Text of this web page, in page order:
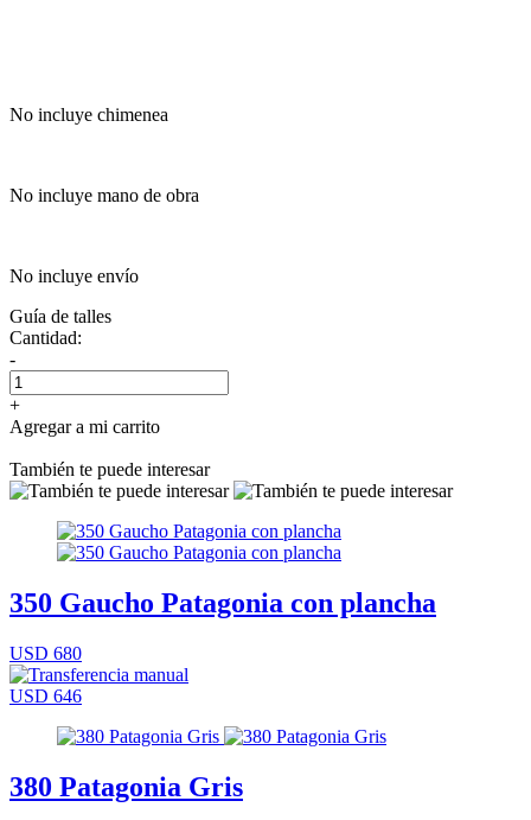
No incluye chimenea
No incluye mano de obra
No incluye envío
Guía de talles
Cantidad:
-
+
Agregar a mi carrito
También te puede interesar
350 Gaucho Patagonia con plancha
USD 680
USD 646
380 Patagonia Gris